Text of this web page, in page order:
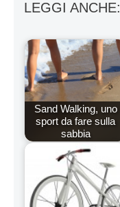
LEGGI ANCHE:
Sand Walking, uno
sport da fare sulla
sabbia